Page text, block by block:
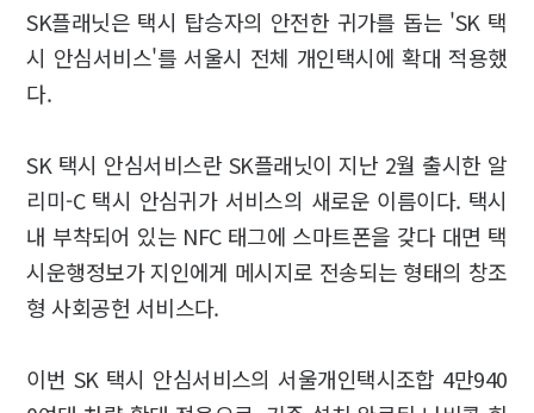
SK플래닛은 택시 탑승자의 안전한 귀가를 돕는 'SK 택
시 안심서비스'를 서울시 전체 개인택시에 확대 적용했
다.
SK 택시 안심서비스란 SK플래닛이 지난 2월 출시한 알
리미-C 택시 안심귀가 서비스의 새로운 이름이다. 택시
내 부착되어 있는 NFC 태그에 스마트폰을 갖다 대면 택
시운행정보가 지인에게 메시지로 전송되는 형태의 창조
형 사회공헌 서비스다.
이번 SK 택시 안심서비스의 서울개인택시조합 4만940